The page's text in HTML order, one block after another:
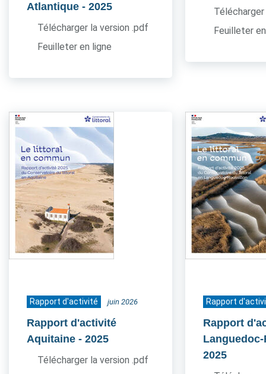
Atlantique - 2025
Télécharger la version .pdf
Feuilleter en ligne
Feuilleter
Rapport d'activité juin 2026
Rapport d'activité
Aquitaine - 2025
Télécharger la version .pdf
Rapport
Rapport
2025